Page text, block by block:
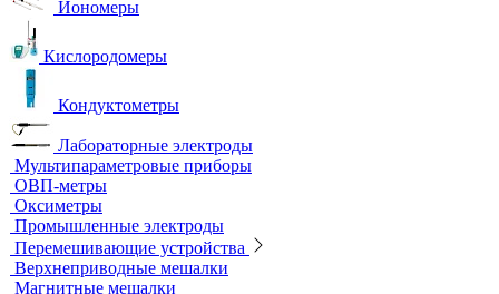
pH-метры
Иономеры
Кислородомеры
Кондуктометры
Лабораторные электроды
Мультипараметровые приборы
ОВП-метры
Оксиметры
Промышленные электроды